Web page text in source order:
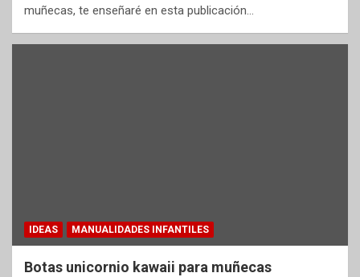
muñecas, te enseñaré en esta publicación…
IDEAS MANUALIDADES INFANTILES
Botas unicornio kawaii para muñecas